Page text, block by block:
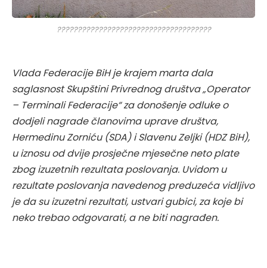
?????????????????????????????????????
Vlada Federacije BiH je krajem marta dala
saglasnost Skupštini Privrednog društva „Operator
– Terminali Federacije“ za donošenje odluke o
dodjeli nagrade članovima uprave društva,
Hermedinu Zorniću (SDA) i Slavenu Zeljki (HDZ BiH),
u iznosu od dvije prosječne mjesečne neto plate
zbog izuzetnih rezultata poslovanja. Uvidom u
rezultate poslovanja navedenog preduzeća vidljivo
je da su izuzetni rezultati, ustvari gubici, za koje bi
neko trebao odgovarati, a ne biti nagrađen.